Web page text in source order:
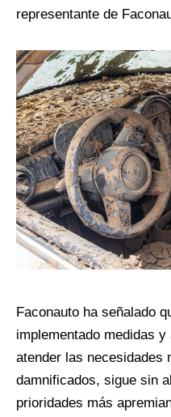
representante de
Faconauto ha señalado
implementado medidas
atender las necesidades
damnificados, sigue sin
prioridades más